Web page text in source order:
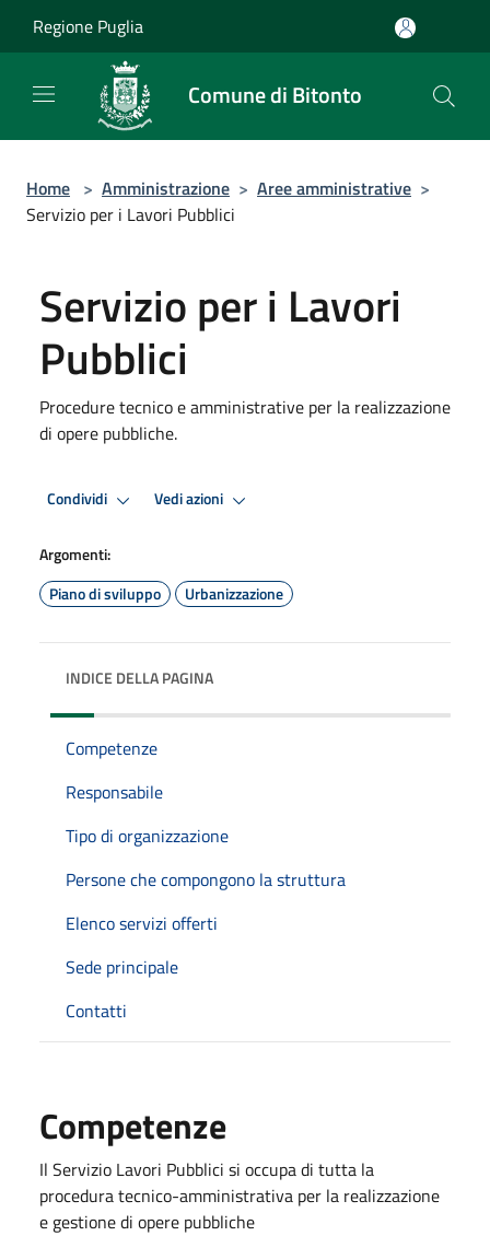
Regione Puglia
Comune di Bitonto
Home > Amministrazione > Aree amministrative >
Servizio per i Lavori Pubblici
Servizio per i Lavori
Pubblici
Procedure tecnico e amministrative per la realizzazione
di opere pubbliche.
Condividi Vedi azioni
Argomenti:
Piano di sviluppo
Urbanizzazione
INDICE DELLA PAGINA
Competenze
Responsabile
Tipo di organizzazione
Persone che compongono la struttura
Elenco servizi offerti
Sede principale
Contatti
Competenze
Il Servizio Lavori Pubblici si occupa di tutta la
procedura tecnico-amministrativa per la realizzazione
e gestione di opere pubbliche